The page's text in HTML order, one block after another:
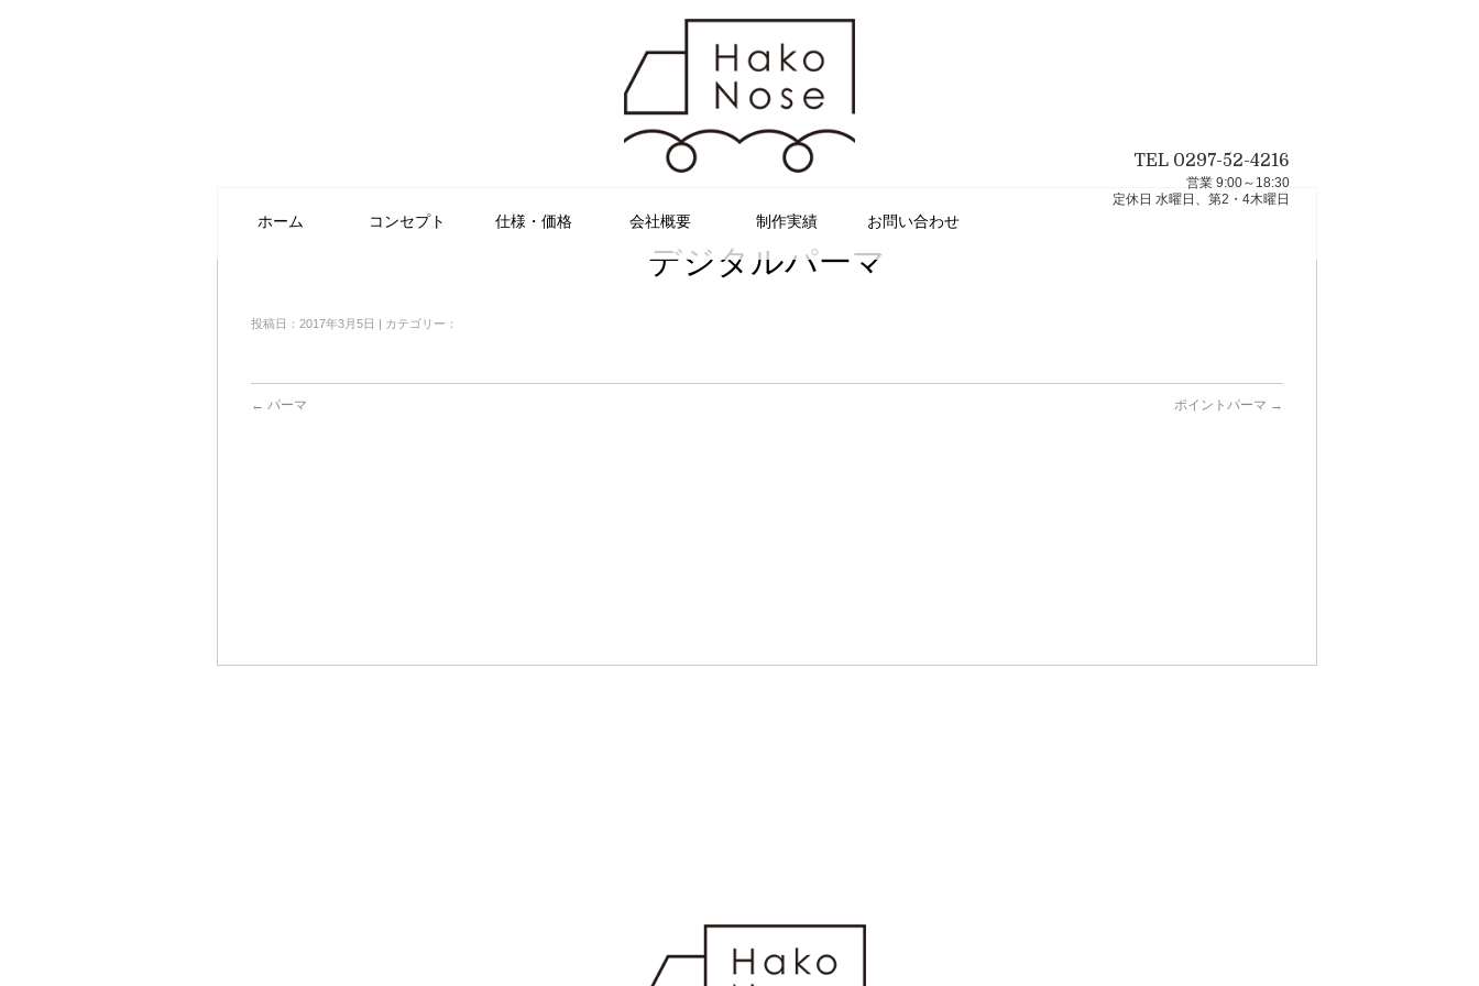
ホーム コンセプト 仕様・価格 会社概要 制作実績 お問い合わせ
TEL 0297-52-4216
営業 9:00～18:30
定休日 水曜日、第2・4木曜日
デジタルパーマ
投稿日：2017年3月5日 | カテゴリー：
← パーマ ポイントパーマ →